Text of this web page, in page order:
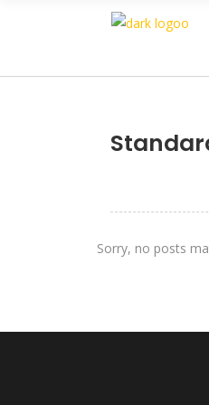
Sorry, no posts